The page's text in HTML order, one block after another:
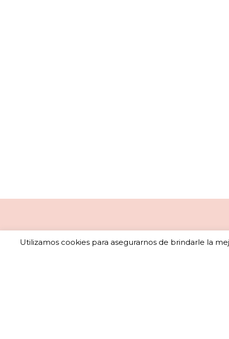
Utilizamos cookies para asegurarnos de brindarle la